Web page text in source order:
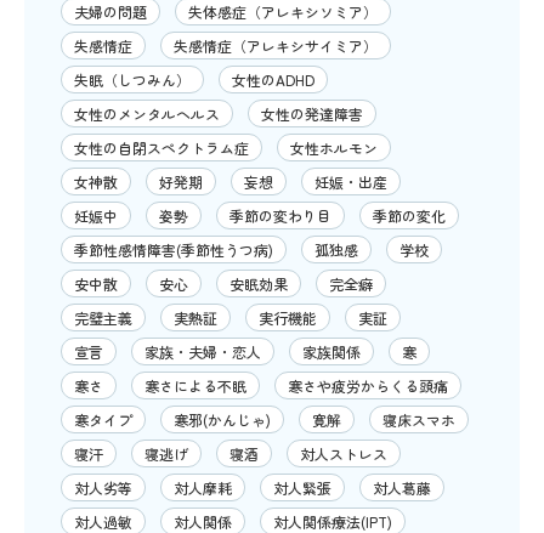
夫婦の問題
失体感症（アレキシソミア）
失感情症
失感情症（アレキシサイミア）
失眠（しつみん）
女性のADHD
女性のメンタルヘルス
女性の発達障害
女性の自閉スペクトラム症
女性ホルモン
女神散
好発期 妄想
妊娠・出産
妊娠中
姿勢 季節の変わり目
季節の変化
季節性感情障害(季節性うつ病)
孤独感
学校
安中散
安心 安眠効果
完全癖
完璧主義
実熱証 実行機能
実証
宣言
家族・夫婦・恋人 家族関係
寒
寒さ
寒さによる不眠
寒さや疲労からくる頭痛
寒タイプ
寒邪(かんじゃ) 寛解
寝床スマホ
寝汗
寝逃げ 寝酒
対人ストレス
対人劣等
対人摩耗 対人緊張
対人葛藤
対人過敏
対人関係
対人関係療法(IPT)